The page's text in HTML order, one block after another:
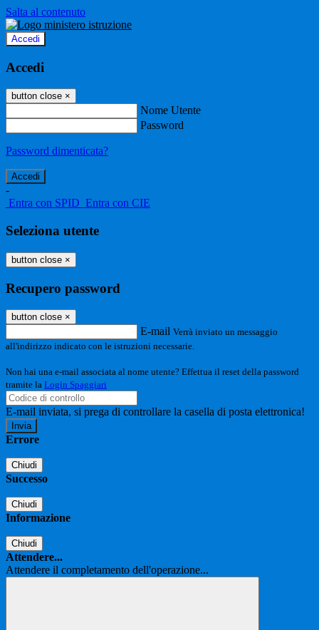
Salta al contenuto
Accedi
Accedi
button close ×
Nome Utente
Password
Password dimenticata?
-
Entra con SPID Entra con CIE
Seleziona utente
button close ×
Recupero password
button close ×
E-mail Verrà inviato un messaggio
all'indirizzo indicato con le istruzioni necessarie.
Non hai una e-mail associata al nome utente? Effettua il reset della password
tramite la Login Spaggiari
E-mail inviata, si prega di controllare la casella di posta elettronica!
Errore
Chiudi
Successo
Chiudi
Informazione
Chiudi
Attendere...
Attendere il completamento dell'operazione...